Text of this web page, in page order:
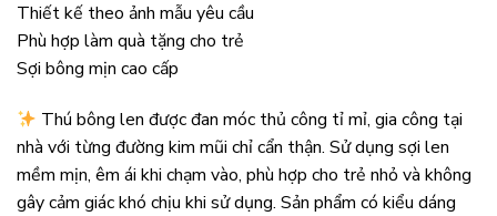
Thiết kế theo ảnh mẫu yêu cầu
Phù hợp làm quà tặng cho trẻ
Sợi bông mịn cao cấp
Thú bông len được đan móc thủ công tỉ mỉ, gia công tại
nhà với từng đường kim mũi chỉ cẩn thận. Sử dụng sợi len
mềm mịn, êm ái khi chạm vào, phù hợp cho trẻ nhỏ và không
gây cảm giác khó chịu khi sử dụng. Sản phẩm có kiểu dáng